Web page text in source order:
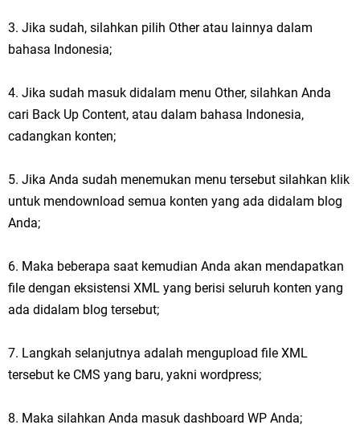
3. Jika sudah, silahkan pilih Other atau lainnya dalam
bahasa Indonesia;
4. Jika sudah masuk didalam menu Other, silahkan Anda
cari Back Up Content, atau dalam bahasa Indonesia,
cadangkan konten;
5. Jika Anda sudah menemukan menu tersebut silahkan klik
untuk mendownload semua konten yang ada didalam blog
Anda;
6. Maka beberapa saat kemudian Anda akan mendapatkan
file dengan eksistensi XML yang berisi seluruh konten yang
ada didalam blog tersebut;
7. Langkah selanjutnya adalah mengupload file XML
tersebut ke CMS yang baru, yakni wordpress;
8. Maka silahkan Anda masuk dashboard WP Anda;